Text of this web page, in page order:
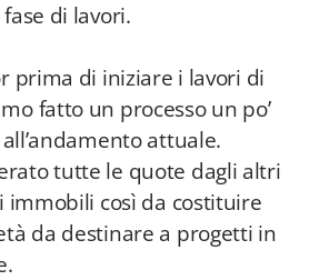
di lavori.
prima di iniziare i lavori di
fatto un processo un po’
attuale.
tutte le quote dagli altri
così da costituire
da destinare a progetti in